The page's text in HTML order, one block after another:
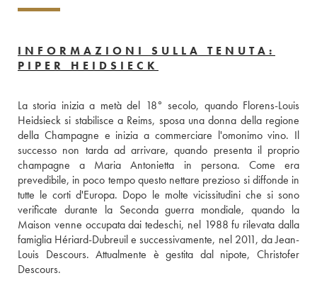
INFORMAZIONI SULLA TENUTA:
PIPER HEIDSIECK
La storia inizia a metà del 18° secolo, quando Florens-Louis
Heidsieck si stabilisce a Reims, sposa una donna della regione
della Champagne e inizia a commerciare l'omonimo vino. Il
successo non tarda ad arrivare, quando presenta il proprio
champagne a Maria Antonietta in persona. Come era
prevedibile, in poco tempo questo nettare prezioso si diffonde in
tutte le corti d'Europa. Dopo le molte vicissitudini che si sono
verificate durante la Seconda guerra mondiale, quando la
Maison venne occupata dai tedeschi, nel 1988 fu rilevata dalla
famiglia Hériard-Dubreuil e successivamente, nel 2011, da Jean-
Louis Descours. Attualmente è gestita dal nipote, Christofer
Descours.